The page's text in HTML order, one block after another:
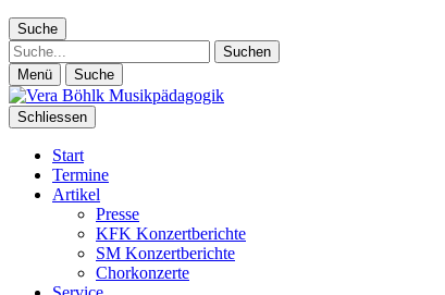
Suche
Suche
Menü Suche
Schliessen
Start
Termine
Artikel
Presse
KFK Konzertberichte
SM Konzertberichte
Chorkonzerte